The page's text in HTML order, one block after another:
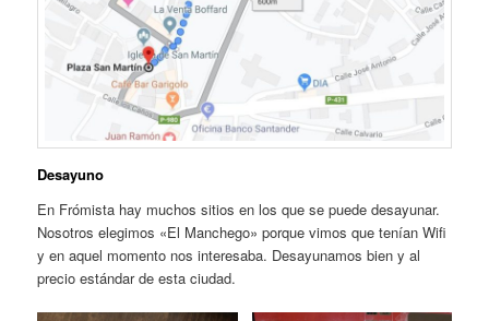
Desayuno
En Frómista hay muchos sitios en los que se puede desayunar.
Nosotros elegimos «El Manchego» porque vimos que tenían Wifi
y en aquel momento nos interesaba. Desayunamos bien y al
precio estándar de esta ciudad.